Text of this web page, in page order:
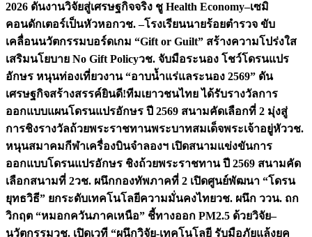
2026 ดันงานวิจัยสู่เศรษฐกิจจริง ชู Health Economy–เซมิ
คอนดักเตอร์เป็นหัวหอกวช. –โรงเรียนนายร้อยตำรวจ ขับ
เคลื่อนนวัตกรรมบอร์ดเกม “Gift or Guilt” สร้างความโปร่งใส
เสริมนโยบาย No Gift Policyวช. จับมือระนอง โชว์โดรนแปร
อักษร หนุนท่องเที่ยวงาน “อาบน้ำแร่แลระนอง 2569” ดัน
เศรษฐกิจสร้างสรรค์ยินดี!ทีมเยาวชนไทย ได้รับรางวัลการ
ออกแบบแผนโดรนแปรอักษร ปี 2569 สนามคัดเลือกที่ 2 มุ่งสู่
การชิงรางวัลถ้วยพระราชทานพระบาทสมเด็จพระเจ้าอยู่หัววช.
หนุนสมาคมกีฬาเครื่องบินจำลองฯ เปิดสนามแข่งขันการ
ออกแบบโดรนแปรอักษร ชิงถ้วยพระราชทาน ปี 2569 สนามคัด
เลือกสนามที่ 2วช. ผนึกกองทัพภาคที่ 2 เปิดศูนย์พัฒนา “โดรน
ยุทธวิธี” ยกระดับเทคโนโลยีความมั่นคงไทยวช. ผนึก ววน. ถก
วิกฤต “หมอกควันภาคเหนือ” ชี้ทางออก PM2.5 ด้วยวิจัย–
นวัตกรรมวช. เปิดเวที “ผนึกวิจัย-เทคโนโลยี รับมือภัยแล้งยุค